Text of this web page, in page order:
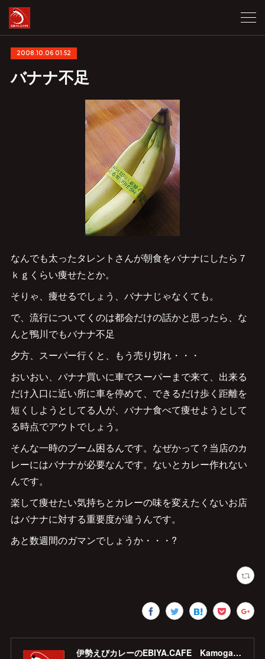
2008.10.06 01:52
バナナ不足
なんでも太ったタレントさんが朝食をバナナにしたら７
ｋｇくらい痩せたとか。
そりゃ、痩せるでしょう、バナナじゃなくても。
で、流行についてくのは都会だけの話かと思ったら、な
んと鴨川でもバナナ不足
夕方、スーパー行くと、もう売り切れ・・・
おいおい、バナナ買いに車でスーパーまで来て、出来る
だけ入口に近い所に車を停めて、できるだけ歩く距離を
短くしようとしてる人が、バナナ食べて痩せようとして
る時点でアウトでしょう。
そんな一時のブーム困るんです。なぜかって？当店のカ
レーにはバナナが必要なんです。ないとカレー作れない
んです。
楽して痩せたい気持ちとカレーの味を変えたくないお店
はバナナに対する重要度が違うんです。
あと数週間のガマンでしょうか・・・?
伊勢えびカレーのEBIYA.CAFE Kamogawa 【公式】